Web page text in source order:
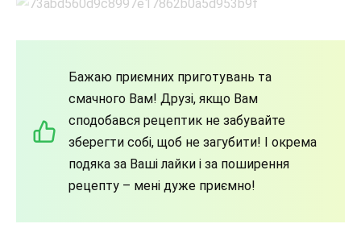
Бажаю приємних приготувань та
смачного Вам! Друзі, якщо Вам
сподобався рецептик не забувайте
зберегти собі, щоб не загубити! І окрема
подяка за Ваші лайки і за поширення
рецепту – мені дуже приємно!